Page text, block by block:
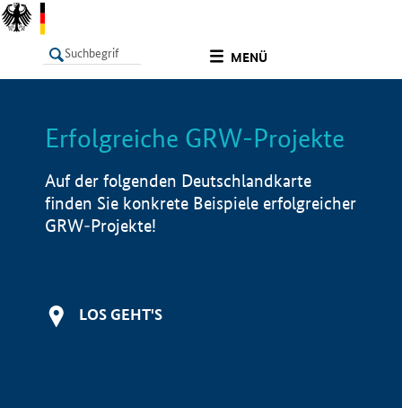
MENÜ
LISTE Info
Erfolgreiche GRW-Projekte
Auf der folgenden Deutschlandkarte
finden Sie konkrete Beispiele erfolgreicher
GRW-Projekte!
LOS GEHT'S